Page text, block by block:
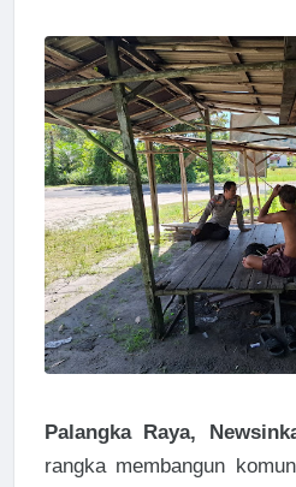
Palangka Raya,
rangka membangun